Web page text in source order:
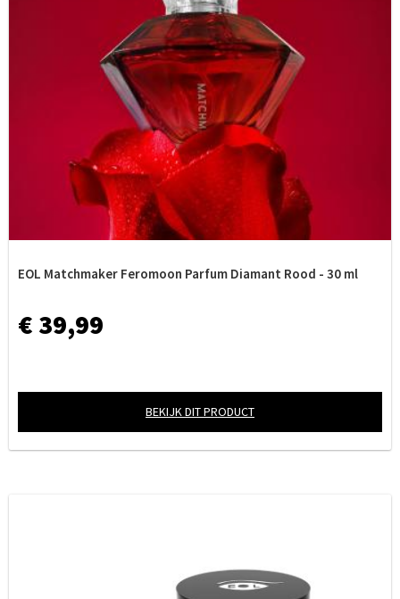
EOL Matchmaker Feromoon Parfum Diamant Rood - 30 ml
€ 39,99
BEKIJK DIT PRODUCT